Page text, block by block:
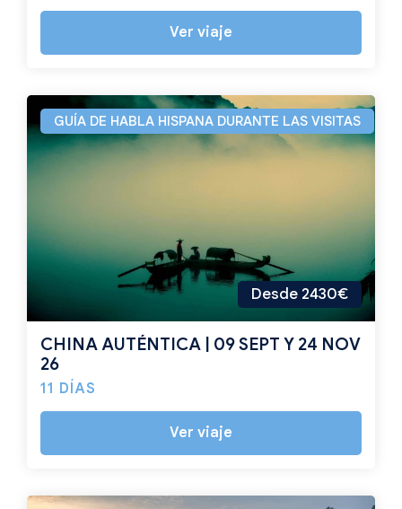
Ver viaje
Desde 2430€
GUÍA DE HABLA HISPANA DURANTE LAS VISITAS
CHINA AUTÉNTICA | 09 SEPT Y 24 NOV
26
11 DÍAS
Ver viaje